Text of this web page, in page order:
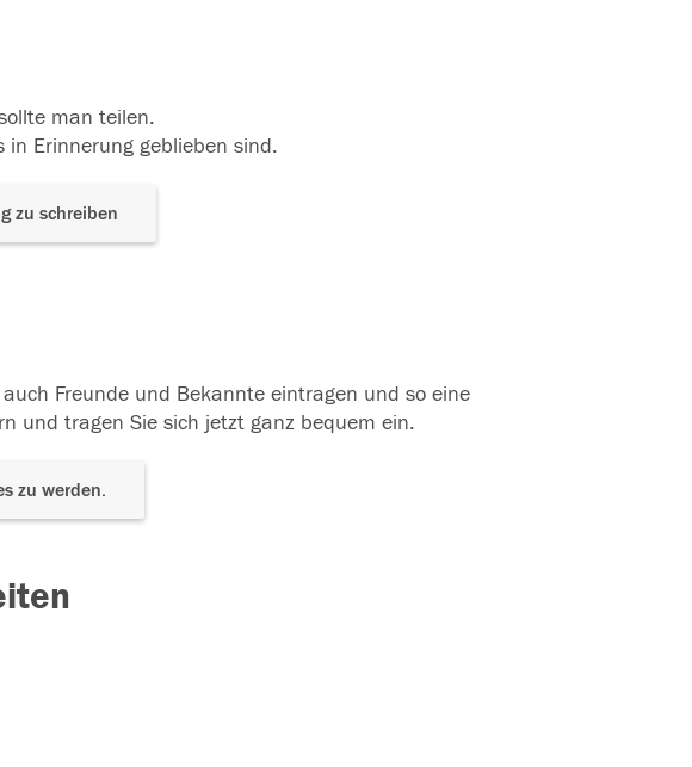
man teilen.
in Erinnerung geblieben sind.
zu schreiben
Freunde und Bekannte eintragen und so eine
und tragen Sie sich jetzt ganz bequem ein.
zu werden.